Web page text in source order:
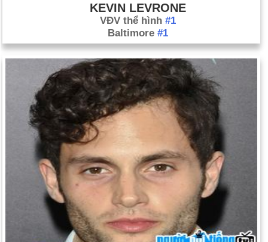
KEVIN LEVRONE
VĐV thể hình #1
Baltimore #1